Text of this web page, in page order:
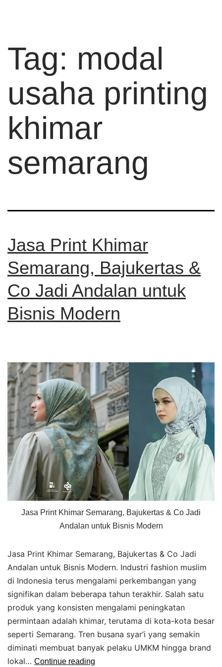
Tag: modal
usaha printing
khimar
semarang
Jasa Print Khimar
Semarang, Bajukertas &
Co Jadi Andalan untuk
Bisnis Modern
Jasa Print Khimar Semarang, Bajukertas & Co Jadi
Andalan untuk Bisnis Modern
Jasa Print Khimar Semarang, Bajukertas & Co Jadi
Andalan untuk Bisnis Modern. Industri fashion muslim
di Indonesia terus mengalami perkembangan yang
signifikan dalam beberapa tahun terakhir. Salah satu
produk yang konsisten mengalami peningkatan
permintaan adalah khimar, terutama di kota-kota besar
seperti Semarang. Tren busana syar’i yang semakin
diminati membuat banyak pelaku UMKM hingga brand
lokal… Continue reading